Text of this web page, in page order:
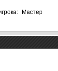
Мастер